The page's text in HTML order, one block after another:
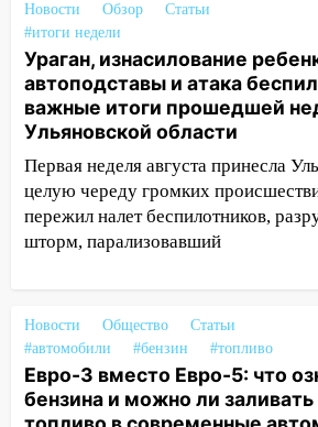
08.08.2026
20:10
Во время урагана в
Волге перевернулась
19:55 В Ульяновске
заблокировало в машине
17:15 В Ульяновской
ремонтируют девять
готов, ещё два — почти
16:38
Прогноз погоды в
области на 9 августа
16:34 Из-за мощной
Новости Обзор
Статьи
#итоги недели
Ураган, изнасилование
автоподставы и атака
важные итоги прошедшей
Ульяновской области
Первая неделя августа принесла
целую череду громких
пережил налет беспилотников,
шторм, парализовавший
Новости Общество
Статьи
#автомобили
#бензин #топливо
Евро-3 вместо Евро-5: что
бензина и можно ли